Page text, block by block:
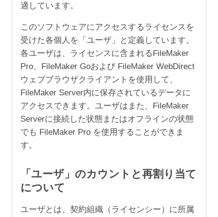
適しています。
このソフトウェアにアクセスするライセンスを
受けた各個人を「ユーザ」と定義しています。
各ユーザは、ライセンスに含まれるFileMaker
Pro、FileMaker Goおよび FileMaker WebDirect
ウェブブラウザクライアントを使用して、
FileMaker Server内に保存されているデータに
アクセスできます。ユーザはまた、FileMaker
Serverに接続した状態またはオフラインの状態
でも FileMaker Pro を使用することができま
す。
「ユーザ」のカウントと再割り当て
について
ユーザとは、契約組織（ライセンシー）に所属